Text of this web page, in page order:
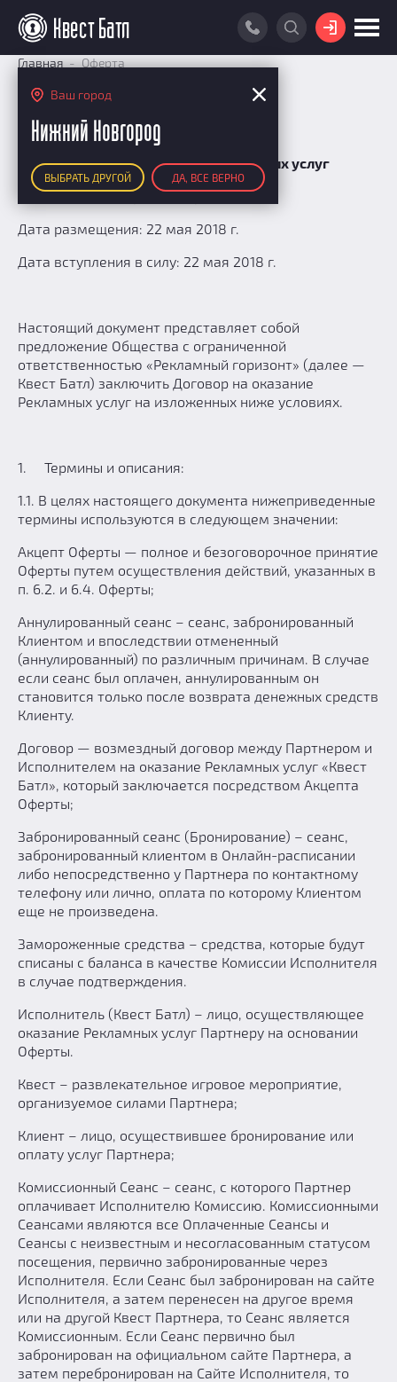
Ваш город
Нижний Новгород
ВЫБРАТЬ ДРУГОЙ ДА, ВСЕ ВЕРНО
ВОЙТИ
РЕЙТИНГ КОМАНД
По количеству очков
По качеству игры
Как подсчитываются рейтинги
Призы
Новости
Главная Оферта
Оферта
Оферта на оказание рекламных услуг
Российская Федерация, город Москва
Дата размещения: 22 мая 2018 г.
Дата вступления в силу: 22 мая 2018 г.
Настоящий документ представляет собой
предложение Общества с ограниченной
ответственностью «Рекламный горизонт» (далее —
Квест Батл) заключить Договор на оказание
Рекламных услуг на изложенных ниже условиях.
1. Термины и описания:
1.1. В целях настоящего документа нижеприведенные
термины используются в следующем значении:
Акцепт Оферты — полное и безоговорочное принятие
Оферты путем осуществления действий, указанных в
п. 6.2. и 6.4. Оферты;
Аннулированный сеанс – сеанс, забронированный
Клиентом и впоследствии отмененный
(аннулированный) по различным причинам. В случае
если сеанс был оплачен, аннулированным он
становится только после возврата денежных средств
Клиенту.
Договор — возмездный договор между Партнером и
Исполнителем на оказание Рекламных услуг «Квест
Батл», который заключается посредством Акцепта
Оферты;
Забронированный сеанс (Бронирование) – сеанс,
забронированный клиентом в Онлайн-расписании
либо непосредственно у Партнера по контактному
телефону или лично, оплата по которому Клиентом
еще не произведена.
Замороженные средства – средства, которые будут
списаны с баланса в качестве Комиссии Исполнителя
в случае подтверждения.
Исполнитель (Квест Батл) – лицо, осуществляющее
оказание Рекламных услуг Партнеру на основании
Оферты.
Квест – развлекательное игровое мероприятие,
организуемое силами Партнера;
Клиент – лицо, осуществившее бронирование или
оплату услуг Партнера;
Комиссионный Сеанс – сеанс, с которого Партнер
оплачивает Исполнителю Комиссию. Комиссионными
Сеансами являются все Оплаченные Сеансы и
Сеансы с неизвестным и несогласованным статусом
посещения, первично забронированные через
Исполнителя. Если Сеанс был забронирован на сайте
Исполнителя, а затем перенесен на другое время
или на другой Квест Партнера, то Сеанс является
Комиссионным. Если Сеанс первично был
забронирован на официальном сайте Партнера, а
затем перебронирован на Сайте Исполнителя, то